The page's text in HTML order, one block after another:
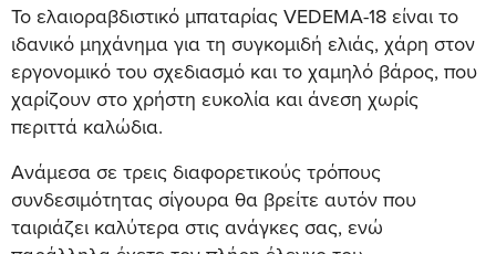
Το ελαιοραβδιστικό μπαταρίας VEDEMA-18 είναι το
ιδανικό μηχάνημα για τη συγκομιδή ελιάς, χάρη στον
εργονομικό του σχεδιασμό και το χαμηλό βάρος, που
χαρίζουν στο χρήστη ευκολία και άνεση χωρίς
περιττά καλώδια.
Ανάμεσα σε τρεις διαφορετικούς τρόπους
συνδεσιμότητας σίγουρα θα βρείτε αυτόν που
ταιριάζει καλύτερα στις ανάγκες σας, ενώ